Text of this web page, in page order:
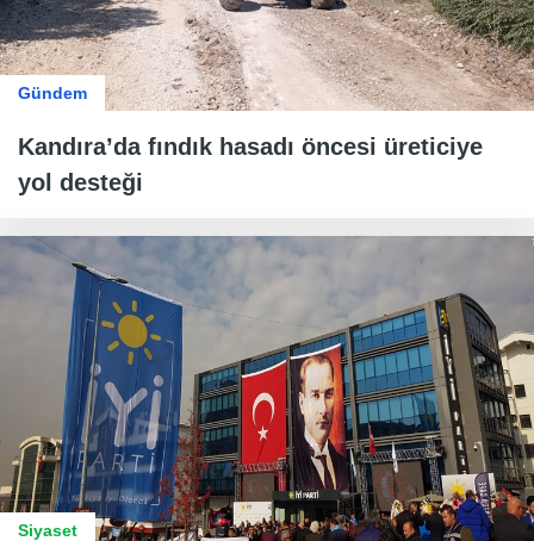
Gündem
Kandıra’da fındık hasadı öncesi üreticiye
yol desteği
Siyaset